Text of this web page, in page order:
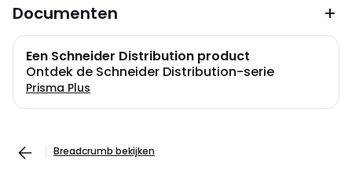
Documenten
Een Schneider Distribution product
Ontdek de Schneider Distribution-serie
Prisma Plus
Breadcrumb bekijken